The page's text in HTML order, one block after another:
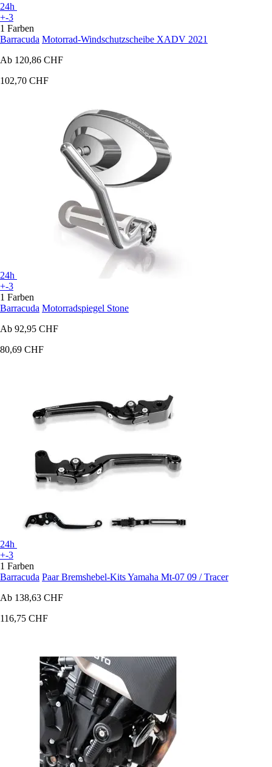
24h
+-3
1 Farben
Barracuda Motorrad-Windschutzscheibe XADV 2021
Ab 120,86 CHF
102,70 CHF
24h
+-3
1 Farben
Barracuda Motorradspiegel Stone
Ab 92,95 CHF
80,69 CHF
24h
+-3
1 Farben
Barracuda Paar Bremshebel-Kits Yamaha Mt-07 09 / Tracer
Ab 138,63 CHF
116,75 CHF